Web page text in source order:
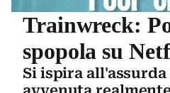
Trainwreck:
spopola su
Si ispira